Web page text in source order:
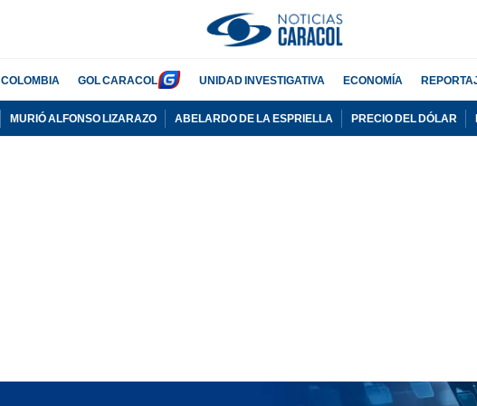
COLOMBIA GOL CARACOL UNIDAD INVESTIGATIVA ECONOMÍA
MURIÓ ALFONSO LIZARAZO ABELARDO DE LA ESPRIELLA PRECIO DEL DÓLAR